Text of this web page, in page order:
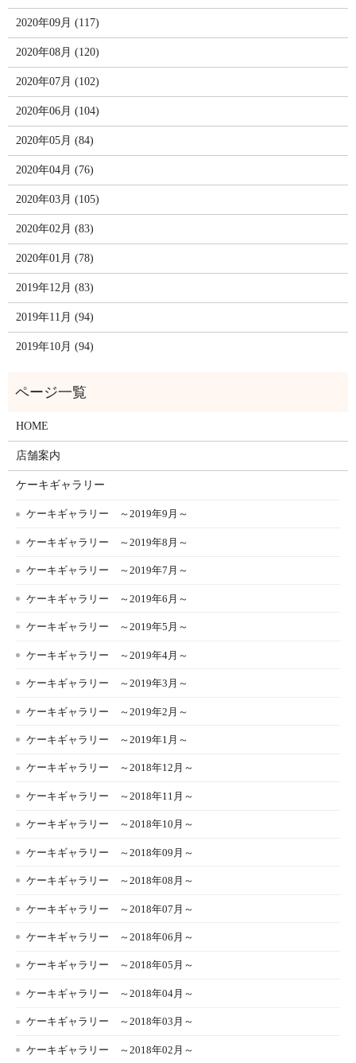
2020年09月 (117)
2020年08月 (120)
2020年07月 (102)
2020年06月 (104)
2020年05月 (84)
2020年04月 (76)
2020年03月 (105)
2020年02月 (83)
2020年01月 (78)
2019年12月 (83)
2019年11月 (94)
2019年10月 (94)
HOME
店舗案内
ケーキギャラリー
ケーキギャラリー ～2019年9月～
ケーキギャラリー ～2019年8月～
ケーキギャラリー ～2019年7月～
ケーキギャラリー ～2019年6月～
ケーキギャラリー ～2019年5月～
ケーキギャラリー ～2019年4月～
ケーキギャラリー ～2019年3月～
ケーキギャラリー ～2019年2月～
ケーキギャラリー ～2019年1月～
ケーキギャラリー ～2018年12月～
ケーキギャラリー ～2018年11月～
ケーキギャラリー ～2018年10月～
ケーキギャラリー ～2018年09月～
ケーキギャラリー ～2018年08月～
ケーキギャラリー ～2018年07月～
ケーキギャラリー ～2018年06月～
ケーキギャラリー ～2018年05月～
ケーキギャラリー ～2018年04月～
ケーキギャラリー ～2018年03月～
ケーキギャラリー ～2018年02月～